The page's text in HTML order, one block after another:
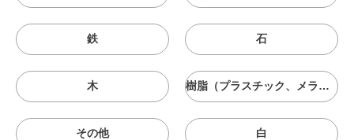
鉄 石
木 樹脂（プラスチック、メラニン、シリコン等）
その他 白